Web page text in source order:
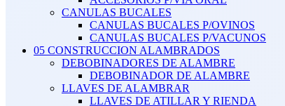
CANULAS BUCALES
CANULAS BUCALES P/OVINOS
CANULAS BUCALES P/VACUNOS
05 CONSTRUCCION ALAMBRADOS
DEBOBINADORES DE ALAMBRE
DEBOBINADOR DE ALAMBRE
LLAVES DE ALAMBRAR
LLAVES DE ATILLAR Y RIENDA